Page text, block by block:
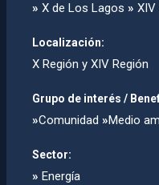
» X de Los Lagos » XIV
Localización:
X Región y XIV Región
Grupo de interés /
»Comunidad »Medio
Sector:
» Energía